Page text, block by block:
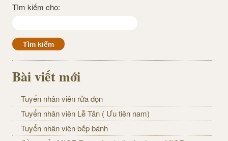
Tìm kiếm cho:
Bài viết mới
Tuyển nhân viên rửa dọn
Tuyển nhân viên Lễ Tân ( Ưu tiên nam)
Tuyển nhân viên bếp bánh